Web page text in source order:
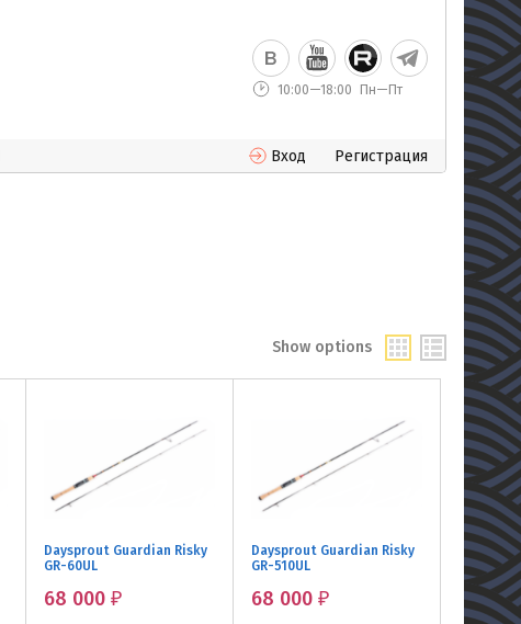
10:00—18:00
Пн—Пт
Вход Регистрация
Show options
Daysprout Guardian Risky
GR-60UL
68 000 ₽
Daysprout Guardian Risky
GR-510UL
68 000 ₽